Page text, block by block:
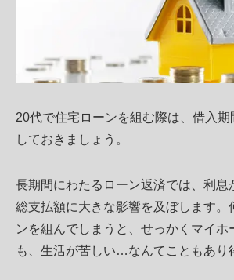
20代で住宅ローンを組む際は、借入
しておきましょう。
長期間にわたるローン返済では、利息
総支払額に大きな影響を及ぼします。
ンを組んでしまうと、せっかくマイホ
も、生活が苦しい…なんてこともあり